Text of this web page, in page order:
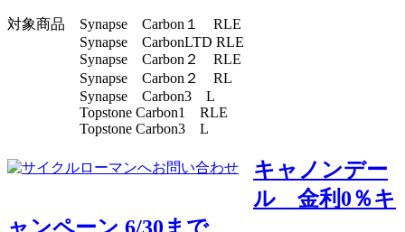
対象商品 Synapse Carbon１ RLE
Synapse CarbonLTD RLE
Synapse Carbon２ RLE
Synapse Carbon２ RL
Synapse Carbon3 L
Topstone Carbon1 RLE
Topstone Carbon3 L
キャノンデー
ル 金利0％キ